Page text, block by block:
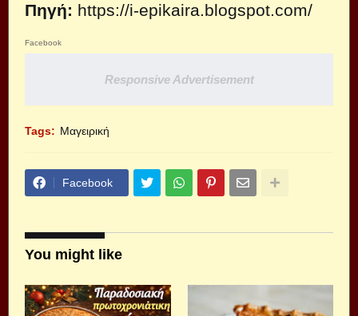
Πηγή: https://i-epikaira.blogspot.com/
Facebook
Responsive Advertisement
Tags: Μαγειρική
Facebook
You might like